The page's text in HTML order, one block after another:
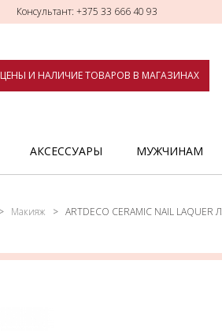
Консультант: +375 33 666 40 93
ЦЕНЫ И НАЛИЧИЕ ТОВАРОВ В МАГАЗИНАХ
АКСЕССУАРЫ МУЖЧИНАМ
Макияж ARTDECO CERAMIC NAIL